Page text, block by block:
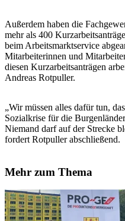
Außerdem haben die
mehr als 400
beim Arbeitsmarktservice
Mitarbeiterinnen und
diesen Kurzarbeitsanträgen
Andreas Rotpuller.
„Wir müssen alles dafür tun,
Sozialkrise für die
Niemand darf auf der Strecke
fordert Rotpuller abschließend.
Mehr zum Thema